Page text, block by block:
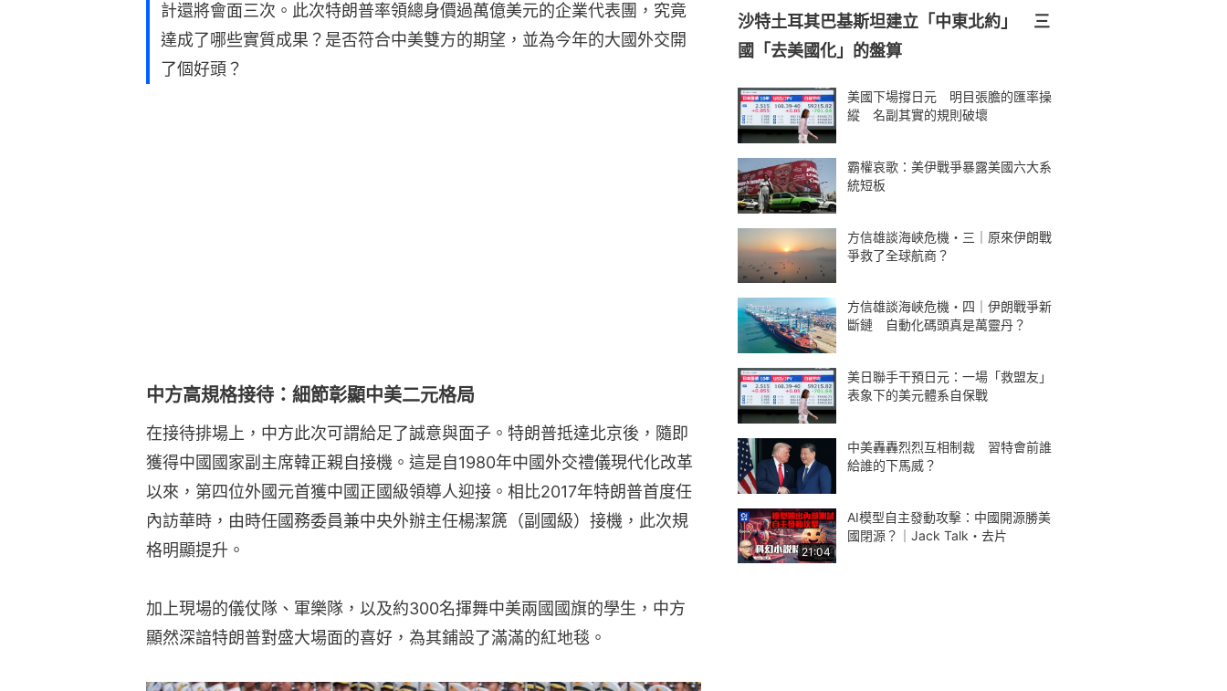
計還將會面三次。此次特朗普率領總身價過萬億美元的企業代表團，究竟
達成了哪些實質成果？是否符合中美雙方的期望，並為今年的大國外交開
了個好頭？
中方高規格接待：細節彰顯中美二元格局
在接待排場上，中方此次可謂給足了誠意與面子。特朗普抵達北京後，隨即
獲得中國國家副主席韓正親自接機。這是自1980年中國外交禮儀現代化改革
以來，第四位外國元首獲中國正國級領導人迎接。相比2017年特朗普首度任
內訪華時，由時任國務委員兼中央外辦主任楊潔篪（副國級）接機，此次規
格明顯提升。
加上現場的儀仗隊、軍樂隊，以及約300名揮舞中美兩國國旗的學生，中方
顯然深諳特朗普對盛大場面的喜好，為其鋪設了滿滿的紅地毯。
沙特土耳其巴基斯坦建立「中東北約」 三
國「去美國化」的盤算
美國下場撐日元 明目張膽的匯率操
縱 名副其實的規則破壞
霸權哀歌：美伊戰爭暴露美國六大系
統短板
方信雄談海峽危機・三｜原來伊朗戰
爭救了全球航商？
方信雄談海峽危機・四｜伊朗戰爭新
斷鏈 自動化碼頭真是萬靈丹？
美日聯手干預日元：一場「救盟友」
表象下的美元體系自保戰
中美轟轟烈烈互相制裁 習特會前誰
給誰的下馬威？
21:04
AI模型自主發動攻擊：中國開源勝美
國閉源？｜Jack Talk・去片